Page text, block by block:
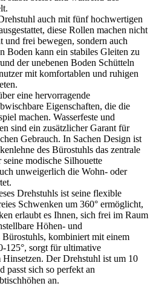
auch mit fünf hochwertigen
diese Rollen machen nicht
und frei bewegen, sondern auch
Boden kann ein stabiles Gleiten zu
der unebenen Boden Schütteln
mit komfortablen und ruhigen
eine hervorragende
Eigenschaften, die die
machen. Wasserfeste und
sind ein zusätzlicher Garant für
Gebrauch. In Sachen Design ist
des Bürostuhls das zentrale
modische Silhouette
unweigerlich die Wohn- oder
Drehstuhls ist seine flexible
Schwenken um 360° ermöglicht,
erlaubt es Ihnen, sich frei im Raum
Höhen- und
Bürostuhls, kombiniert mit einem
125°, sorgt für ultimative
Hinsetzen. Der Drehstuhl ist um 10
passt sich so perfekt an
an.